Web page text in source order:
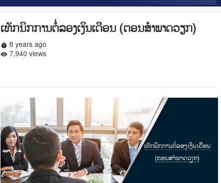
ເທັກນິກການຕໍ່ລອງເງິນເດືອນ (ຕອນສຳພາດວຽກ)
timer 8 years ago
remove_red_eye 7,940 views